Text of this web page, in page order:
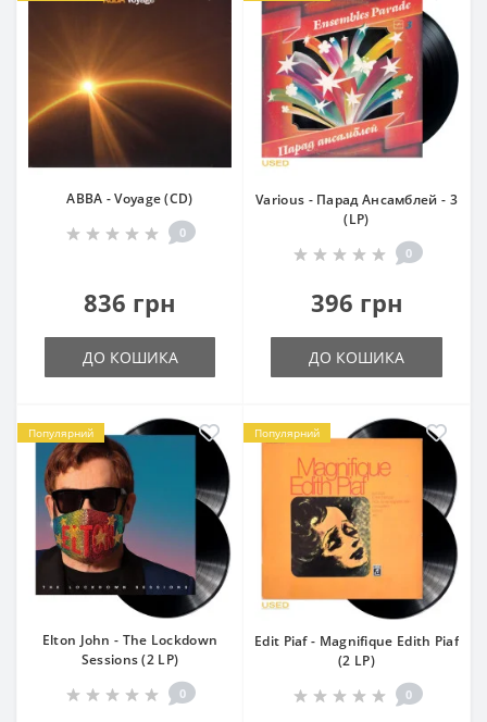
ABBA - Voyage (CD)
0
836 грн
ДО КОШИКА
Various - Парад Ансамблей - 3
(LP)
0
396 грн
ДО КОШИКА
Популярний
Elton John - The Lockdown
Sessions (2 LP)
0
Популярний
Edit Piaf - Magnifique Edith Piaf
(2 LP)
0